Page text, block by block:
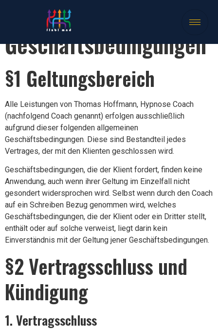
Allgemeine
Geschäftsbedingungen
§1 Geltungsbereich
Alle Leistungen von Thomas Hoffmann, Hypnose Coach
(nachfolgend Coach genannt) erfolgen ausschließlich
aufgrund dieser folgenden allgemeinen
Geschäftsbedingungen. Diese sind Bestandteil jedes
Vertrages, der mit den Klienten geschlossen wird.
Geschäftsbedingungen, die der Klient fordert, finden keine
Anwendung, auch wenn ihrer Geltung im Einzelfall nicht
gesondert widersprochen wird. Selbst wenn durch den Coach
auf ein Schreiben Bezug genommen wird, welches
Geschäftsbedingungen, die der Klient oder ein Dritter stellt,
enthält oder auf solche verweist, liegt darin kein
Einverständnis mit der Geltung jener Geschäftsbedingungen.
§2 Vertragsschluss und
Kündigung
1. Vertragsschluss